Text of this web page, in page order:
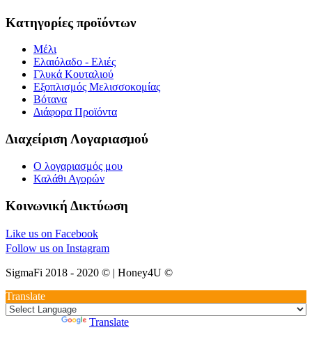
Κατηγορίες προϊόντων
Μέλι
Ελαιόλαδο - Ελιές
Γλυκά Κουταλιού
Εξοπλισμός Μελισσοκομίας
Βότανα
Διάφορα Προϊόντα
Διαχείριση Λογαριασμού
Ο λογαριασμός μου
Καλάθι Αγορών
Κοινωνική Δικτύωση
Like us on Facebook
Follow us on Instagram
SigmaFi 2018 - 2020 © | Honey4U ©
Translate
Translate